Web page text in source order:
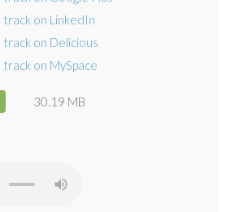
30.19 MB